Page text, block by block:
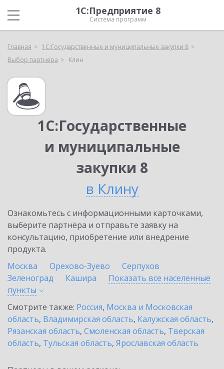
1С:Предприятие 8
Система программ
Главная
1С:Государственные и муниципальные закупки 8
Выбор партнёра
Клин
1С:Государственные
и муниципальные
закупки 8
в Клину
Ознакомьтесь с информационными карточками,
выберите партнёра и отправьте заявку на
консультацию, приобретение или внедрение
продукта.
Москва
Орехово-Зуево
Серпухов
Зеленоград
Кашира
Показать все населенные
пункты
Смотрите также: Россия, Москва и Московская
область, Владимирская область, Калужская область,
Рязанская область, Смоленская область, Тверская
область, Тульская область, Ярославская область